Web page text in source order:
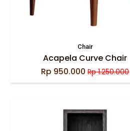
Chair
Acapela Curve Chair
Rp1.250.000
Original
price
Rp 950.000Current
price